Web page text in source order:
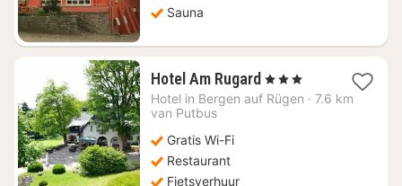
Sauna
Hotel Am Rugard 1
nacht
vanaf
, 3 Sterren
Hotel in Bergen auf Rügen · 7.6 km
van Putbus
Gratis Wi-Fi
Restaurant
Fietsverhuur